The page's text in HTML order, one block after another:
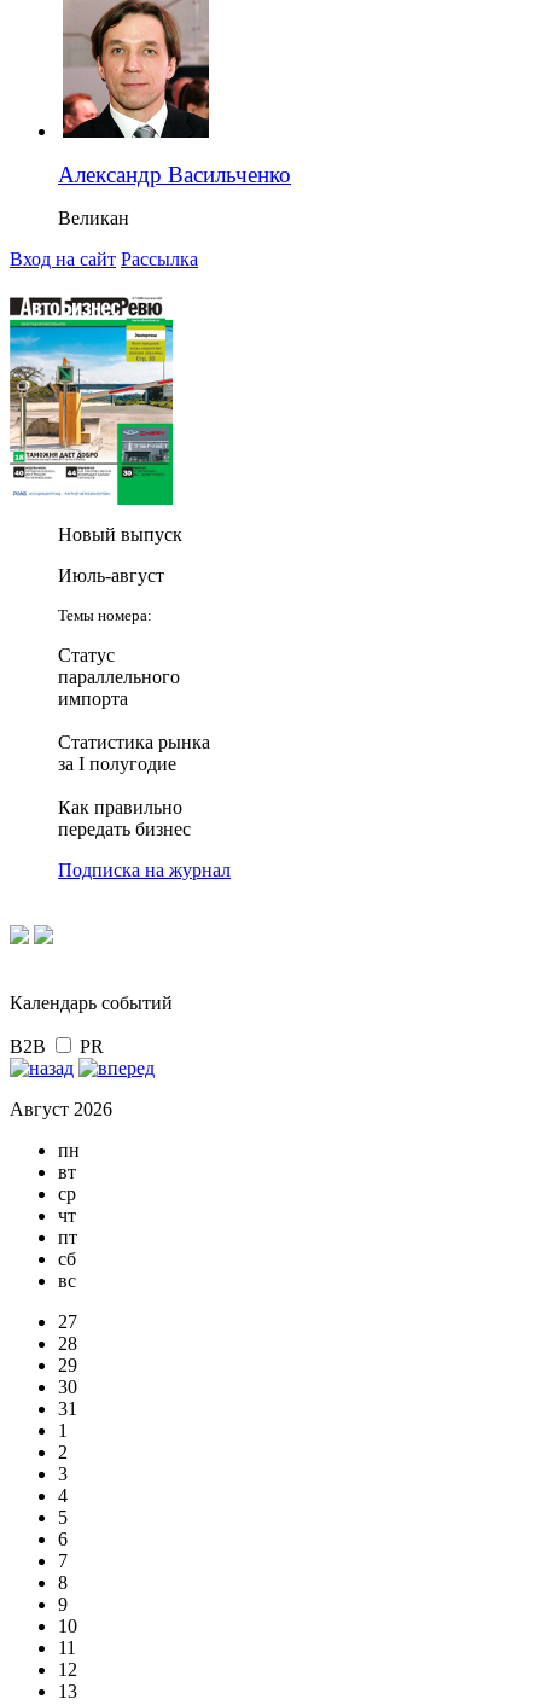
Александр Васильченко
Великан
Вход на сайт Рассылка
Новый выпуск
Июль-август
Темы номера:
Статус
параллельного
импорта
Статистика рынка
за I полугодие
Как правильно
передать бизнес
Подписка на журнал
Календарь событий
B2B PR
Август 2026
пн
вт
ср
чт
пт
сб
вс
27
28
29
30
31
1
2
3
4
5
6
7
8
9
10
11
12
13